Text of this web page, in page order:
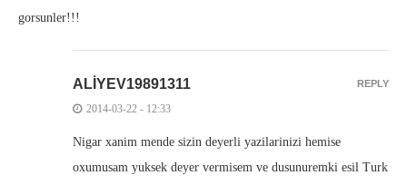
gorsunler!!!
ALIYEV19891311
2014-03-22 - 12:33
Nigar xanim mende sizin deyerli yazilarinizi hemise
oxumusam yuksek deyer vermisem ve dusunuremki esil Turk
REPLY